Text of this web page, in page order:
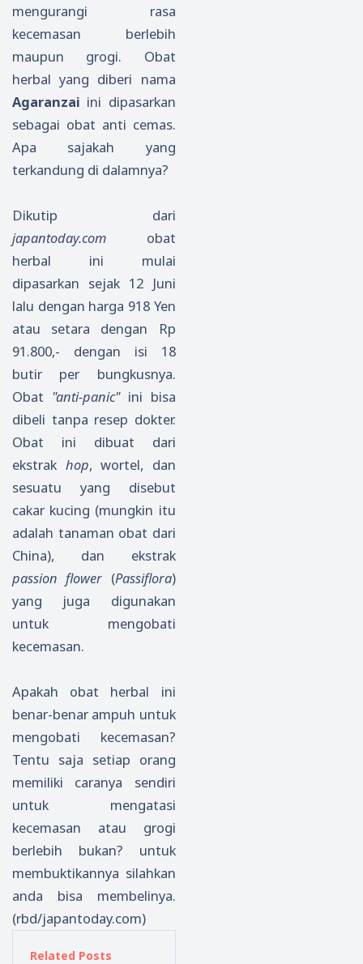
mengurangi rasa
kecemasan berlebih
maupun grogi. Obat
herbal yang diberi nama
Agaranzai ini dipasarkan
sebagai obat anti cemas.
Apa sajakah yang
terkandung di dalamnya?
Dikutip dari
japantoday.com obat
herbal ini mulai
dipasarkan sejak 12 Juni
lalu dengan harga 918 Yen
atau setara dengan Rp
91.800,- dengan isi 18
butir per bungkusnya.
Obat "anti-panic" ini bisa
dibeli tanpa resep dokter.
Obat ini dibuat dari
ekstrak hop, wortel, dan
sesuatu yang disebut
cakar kucing (mungkin itu
adalah tanaman obat dari
China), dan ekstrak
passion flower (Passiflora)
yang juga digunakan
untuk mengobati
kecemasan.
Apakah obat herbal ini
benar-benar ampuh untuk
mengobati kecemasan?
Tentu saja setiap orang
memiliki caranya sendiri
untuk mengatasi
kecemasan atau grogi
berlebih bukan? untuk
membuktikannya silahkan
anda bisa membelinya.
(rbd/japantoday.com)
Related Posts